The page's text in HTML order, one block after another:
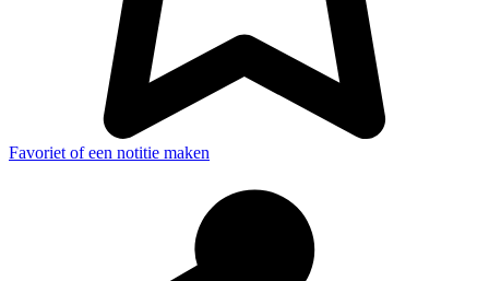
Favoriet of een notitie maken